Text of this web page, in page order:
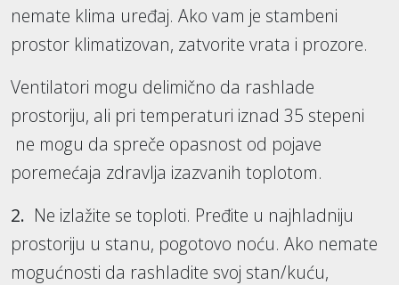
nemate klima uređaj. Ako vam je stambeni
prostor klimatizovan, zatvorite vrata i prozore.
Ventilatori mogu delimično da rashlade
prostoriju, ali pri temperaturi iznad 35 stepeni
ne mogu da spreče opasnost od pojave
poremećaja zdravlja izazvanih toplotom.
2. Ne izlažite se toploti. Pređite u najhladniju
prostoriju u stanu, pogotovo noću. Ako nemate
mogućnosti da rashladite svoj stan/kuću,